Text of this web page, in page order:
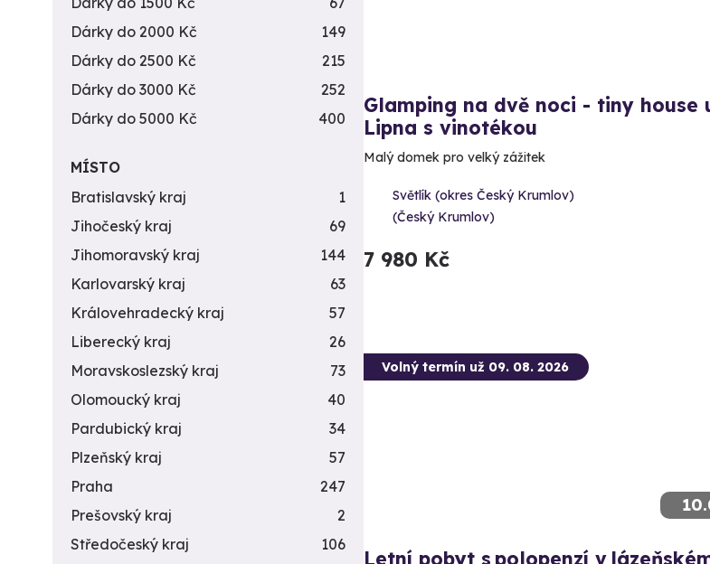
Glamping na dvě noci - tiny house
Lipna s vinotékou
Malý domek pro velký zážitek
Světlík (okres Český Krumlov)
(Český Krumlov)
7 980 Kč
Volný termín už 09. 08. 2026
Letní pobyt s polopenzí v
Dárky do 2000 Kč
149
Dárky do 2500 Kč
215
Dárky do 3000 Kč
252
Dárky do 5000 Kč
400
MÍSTO
Bratislavský kraj
1
Jihočeský kraj
69
Jihomoravský kraj
144
Karlovarský kraj
63
Královehradecký kraj
57
Liberecký kraj
26
Moravskoslezský kraj
73
Olomoucký kraj
40
Pardubický kraj
34
Plzeňský kraj
57
Praha
247
Prešovský kraj
2
Středočeský kraj
106